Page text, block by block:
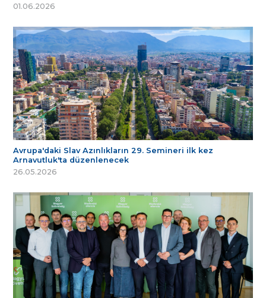
01.06.2026
Avrupa'daki Slav Azınlıkların 29. Semineri ilk kez
Arnavutluk'ta düzenlenecek
26.05.2026